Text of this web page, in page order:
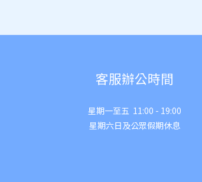
客服辦公時間
星期一至五 11:00 - 19:00
星期六日及公眾假期休息